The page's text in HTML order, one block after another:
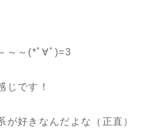
～～(*ﾟ∀ﾟ)=3
じです！
が好きなんだよな（正直）